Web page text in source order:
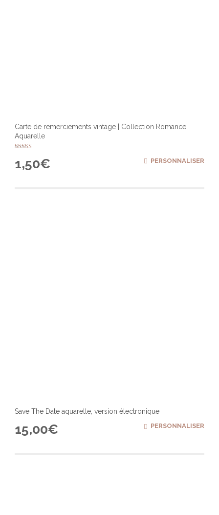
Carte de remerciements vintage | Collection Romance
Aquarelle
5.00
sur 5
1,50€ PERSONNALISER
Save The Date aquarelle, version électronique
15,00€ PERSONNALISER